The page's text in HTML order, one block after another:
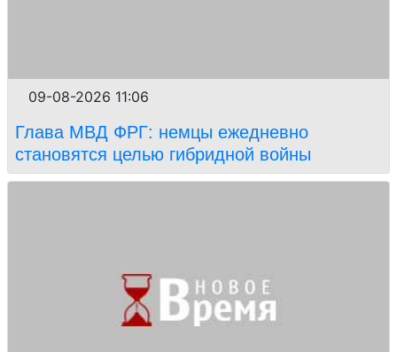
09-08-2026 11:06
Глава МВД ФРГ: немцы ежедневно
становятся целью гибридной войны